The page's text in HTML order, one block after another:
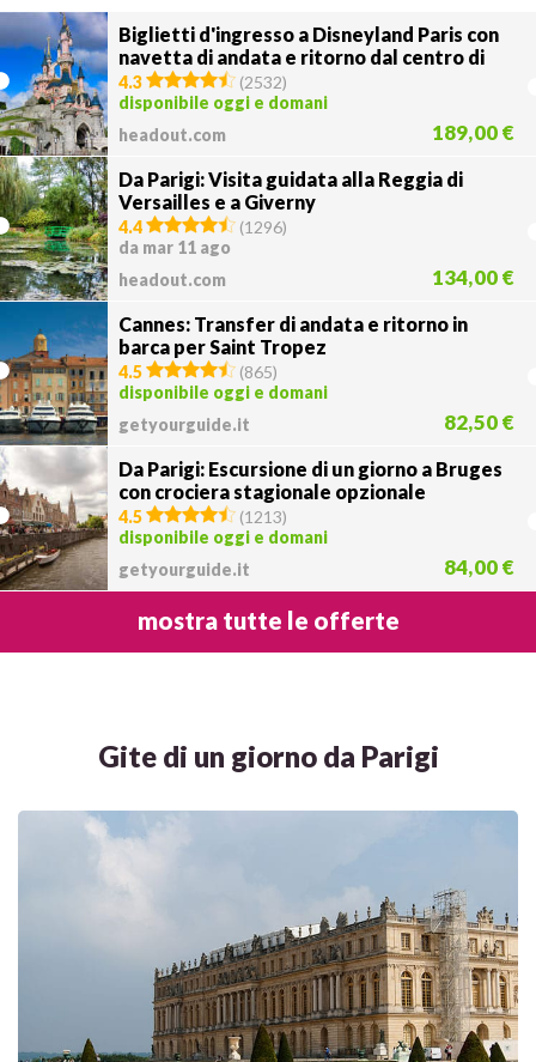
Biglietti d'ingresso a Disneyland Paris con
navetta di andata e ritorno dal centro di
Parigi
4.3 (2532)
disponibile oggi e domani
headout.com
189,00 €
Da Parigi: Visita guidata alla Reggia di
Versailles e a Giverny
4.4 (1296)
da mar 11 ago
headout.com
134,00 €
Cannes: Transfer di andata e ritorno in
barca per Saint Tropez
4.5 (865)
disponibile oggi e domani
getyourguide.it
82,50 €
Da Parigi: Escursione di un giorno a Bruges
con crociera stagionale opzionale
4.5 (1213)
disponibile oggi e domani
getyourguide.it
84,00 €
mostra tutte le offerte
Gite di un giorno da Parigi